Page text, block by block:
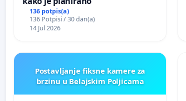
136 potpis(a)
136 Potpisi / 30 dan(a)
14 Jul 2026
Postavljanje fiksne kamere za
brzinu u Belajskim Poljicama